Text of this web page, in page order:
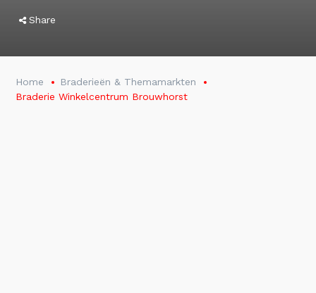
Share
Home
Braderieën & Themamarkten
Braderie Winkelcentrum Brouwhorst